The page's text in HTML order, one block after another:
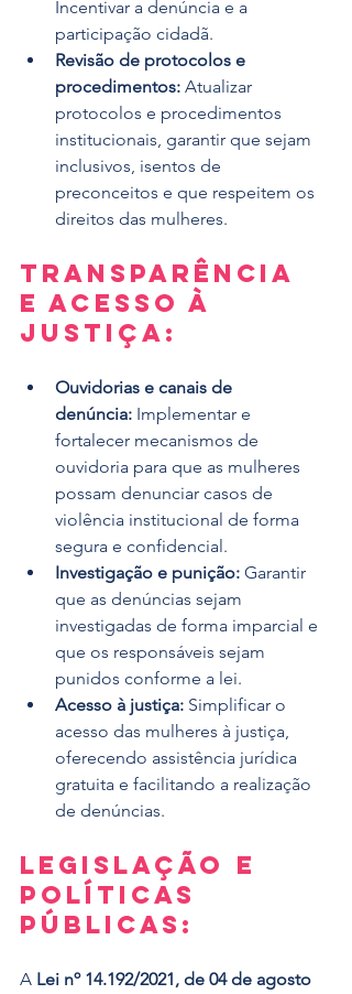
Incentivar a denúncia e a
participação cidadã.
Revisão de protocolos e
procedimentos: Atualizar
protocolos e procedimentos
institucionais, garantir que sejam
inclusivos, isentos de
preconceitos e que respeitem os
direitos das mulheres.
Transparência
e Acesso à
Justiça:
Ouvidorias e canais de
denúncia: Implementar e
fortalecer mecanismos de
ouvidoria para que as mulheres
possam denunciar casos de
violência institucional de forma
segura e confidencial.
Investigação e punição: Garantir
que as denúncias sejam
investigadas de forma imparcial e
que os responsáveis sejam
punidos conforme a lei.
Acesso à justiça: Simplificar o
acesso das mulheres à justiça,
oferecendo assistência jurídica
gratuita e facilitando a realização
de denúncias.
Legislação e
Políticas
Públicas:
A Lei nº 14.192/2021, de 04 de agosto